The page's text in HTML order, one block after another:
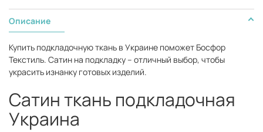
Описание
Купить подкладочную ткань в Украине поможет Босфор
Текстиль. Сатин на подкладку – отличный выбор, чтобы
украсить изнанку готовых изделий.
Сатин ткань подкладочная
Украина